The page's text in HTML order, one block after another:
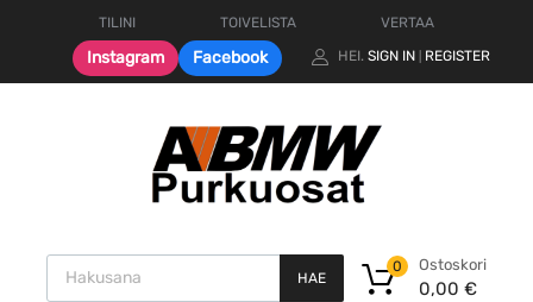
TILINI TOIVELISTA VERTAA
Instagram Facebook HEI. SIGN IN REGISTER
Products search
HAE
Ostoskori
0,00 €
0